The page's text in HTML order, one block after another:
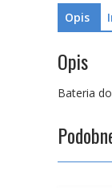
Opis
Opis
Bateria